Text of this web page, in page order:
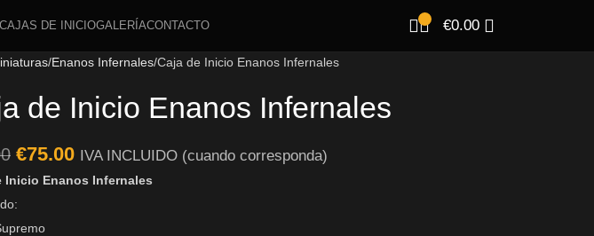
CAJAS DE INICIOGALERÍACONTACTO €0.00
Enanos Infernales Caja de Inicio Enanos Infernales
de Inicio Enanos Infernales
€75.00 IVA INCLUIDO (cuando corresponda)
Inicio Enanos Infernales